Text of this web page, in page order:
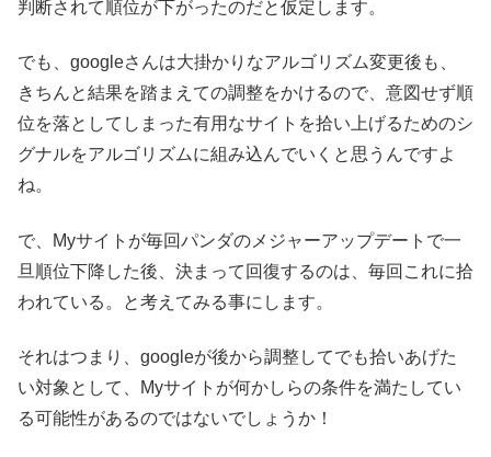
判断されて順位が下がったのだと仮定します。
でも、googleさんは大掛かりなアルゴリズム変更後も、
きちんと結果を踏まえての調整をかけるので、意図せず順
位を落としてしまった有用なサイトを拾い上げるためのシ
グナルをアルゴリズムに組み込んでいくと思うんですよ
ね。
で、Myサイトが毎回パンダのメジャーアップデートで一
旦順位下降した後、決まって回復するのは、毎回これに拾
われている。と考えてみる事にします。
それはつまり、googleが後から調整してでも拾いあげた
い対象として、Myサイトが何かしらの条件を満たしてい
る可能性があるのではないでしょうか！